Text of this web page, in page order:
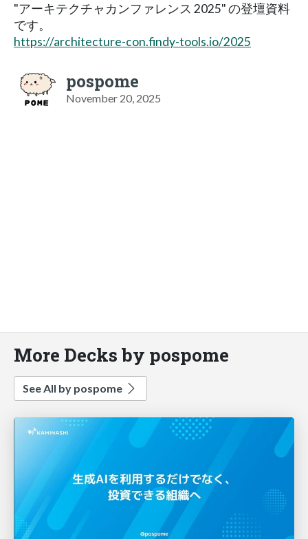
"アーキテクチャカンファレンス 2025" の登壇資料
です。
https://architecture-con.findy-tools.io/2025
pospome
November 20, 2025
More Decks by pospome
See All by pospome